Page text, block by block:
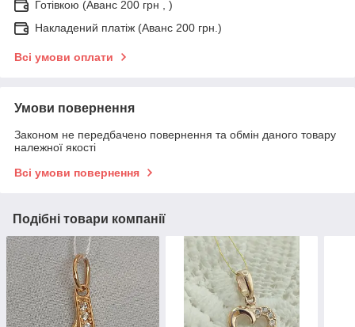
Готівкою (Аванс 200 грн , )
Накладений платіж (Аванс 200 грн.)
Всі умови оплати
Умови повернення
Законом не передбачено повернення та обмін даного товару
належної якості
Всі умови повернення
Подібні товари компанії